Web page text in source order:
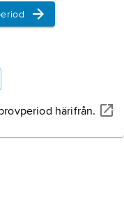
härifrån.